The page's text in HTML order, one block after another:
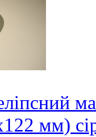
мм)